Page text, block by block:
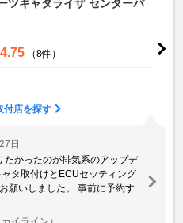
ツキャタライザ センターパ
4.75 （8件）
付店を探す
日
たかったのが排気系のアップデ
タ取付けとECUセッティング
願いしました。 事前に予約す